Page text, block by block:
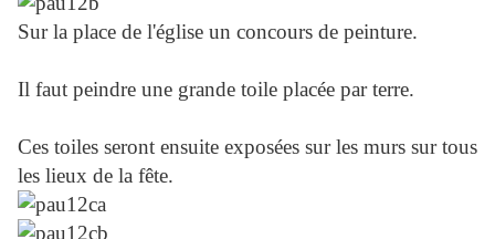
Sur la place de l'église un concours de peinture.
Il faut peindre une grande toile placée par terre.
Ces toiles seront ensuite exposées sur les murs sur tous
les lieux de la fête.